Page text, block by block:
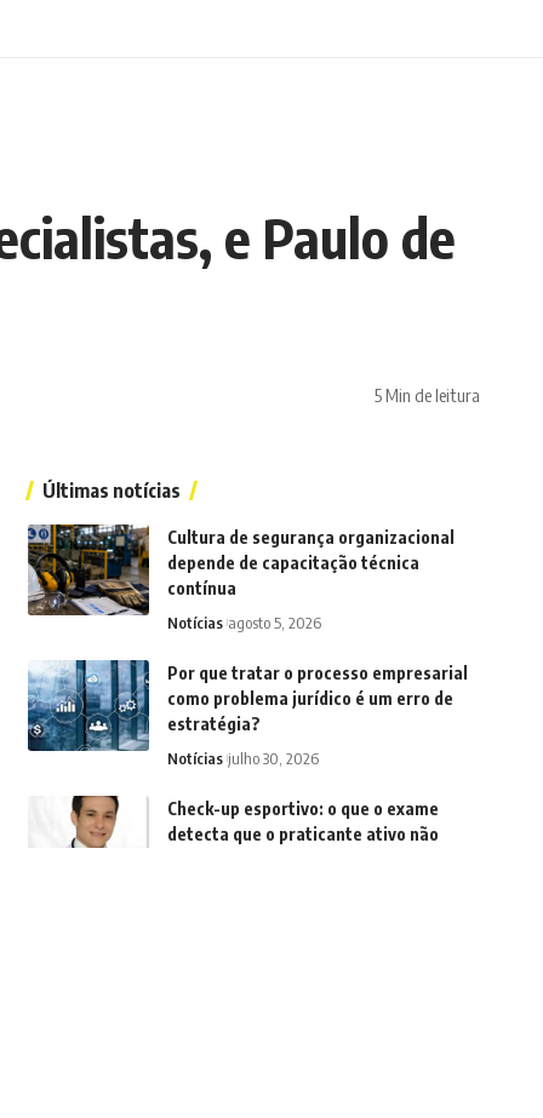
e Paulo de
5 Min de leitura
Últimas notícias
Cultura de segurança organizacional
depende de capacitação técnica
contínua
Notícias agosto 5, 2026
Por que tratar o processo empresarial
como problema jurídico é um erro de
estratégia?
Notícias julho 30, 2026
Check-up esportivo: o que o exame
detecta que o praticante ativo não